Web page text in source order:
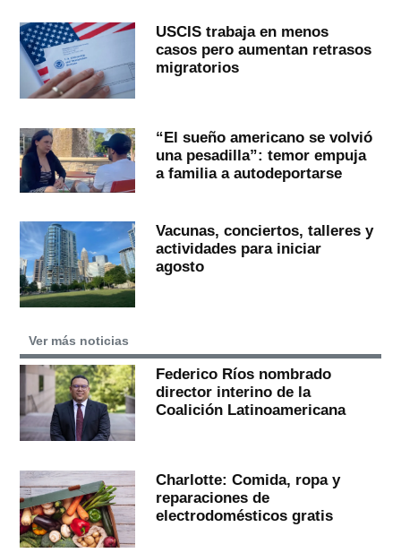
USCIS trabaja en menos
casos pero aumentan retrasos
migratorios
“El sueño americano se volvió
una pesadilla”: temor empuja
a familia a autodeportarse
Vacunas, conciertos, talleres y
actividades para iniciar
agosto
Ver más noticias
Federico Ríos nombrado
director interino de la
Coalición Latinoamericana
Charlotte: Comida, ropa y
reparaciones de
electrodomésticos gratis